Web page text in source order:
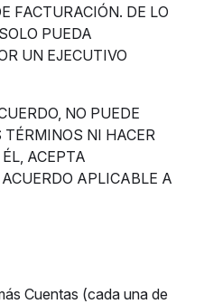
FACTURACIÓN. DE LO
PUEDA
UN EJECUTIVO
NO PUEDE
TÉRMINOS NI HACER
ACEPTA
APLICABLE A
Cuentas (cada una de